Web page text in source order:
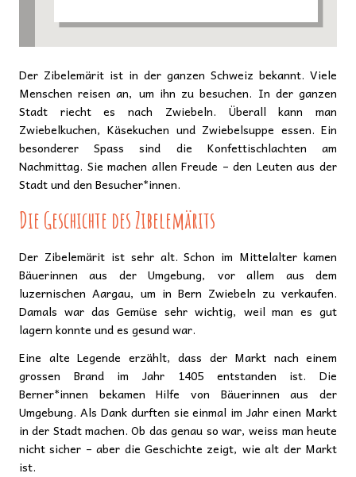
Der Zibelemärit ist in der ganzen Schweiz bekannt. Viele
Menschen reisen an, um ihn zu besuchen. In der ganzen
Stadt riecht es nach Zwiebeln. Überall kann man
Zwiebelkuchen, Käsekuchen und Zwiebelsuppe essen. Ein
besonderer Spass sind die Konfettischlachten am
Nachmittag. Sie machen allen Freude – den Leuten aus der
Stadt und den Besucher*innen.
Die Geschichte des Zibelemärits
Der Zibelemärit ist sehr alt. Schon im Mittelalter kamen
Bäuerinnen aus der Umgebung, vor allem aus dem
luzernischen Aargau, um in Bern Zwiebeln zu verkaufen.
Damals war das Gemüse sehr wichtig, weil man es gut
lagern konnte und es gesund war.
Eine alte Legende erzählt, dass der Markt nach einem
grossen Brand im Jahr 1405 entstanden ist. Die
Berner*innen bekamen Hilfe von Bäuerinnen aus der
Umgebung. Als Dank durften sie einmal im Jahr einen Markt
in der Stadt machen. Ob das genau so war, weiss man heute
nicht sicher – aber die Geschichte zeigt, wie alt der Markt
ist.